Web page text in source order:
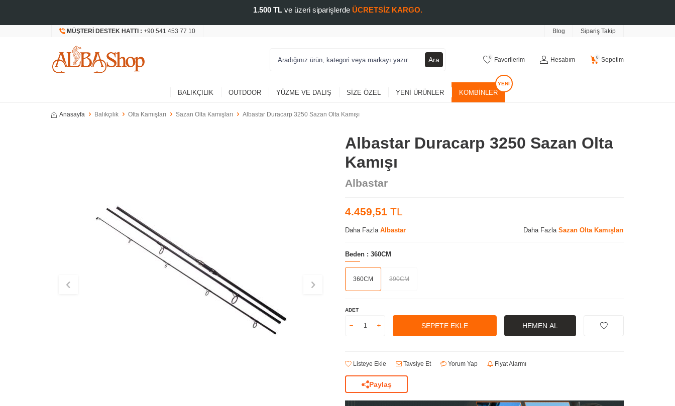
1.500 TLve üzeri siparişlerde ÜCRETSİZ KARGO.
MÜŞTERI DESTEK HATTI : +90 541 453 77 10 Blog Sipariş Takip
Ara 0 Favorilerim Hesabım 0 Sepetim
BALIKÇILIK OUTDOOR YÜZME VE DALIŞ SIZE ÖZEL YENI ÜRÜNLER KOMBINLER
Anasayfa Balıkçılık Olta Kamışları Sazan Olta Kamışları Albastar Duracarp 3250 Sazan Olta Kamışı
Albastar Duracarp 3250 Sazan Olta
Kamışı
Albastar
4.459,51 TL
Daha Fazla Albastar Daha Fazla Sazan Olta Kamışları
Beden : 360CM
360CM 390CM
ADET
SEPETE EKLE HEMEN AL
Listeye Ekle Tavsiye Et Yorum Yap Fiyat Alarmı
Paylaş